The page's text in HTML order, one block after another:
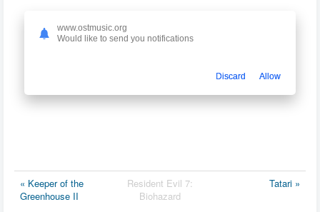
« Keeper of the
Greenhouse II
Resident Evil 7:
Biohazard
Tatari »
www.ostmusic.org
Would like to send you notifications
Discard Allow